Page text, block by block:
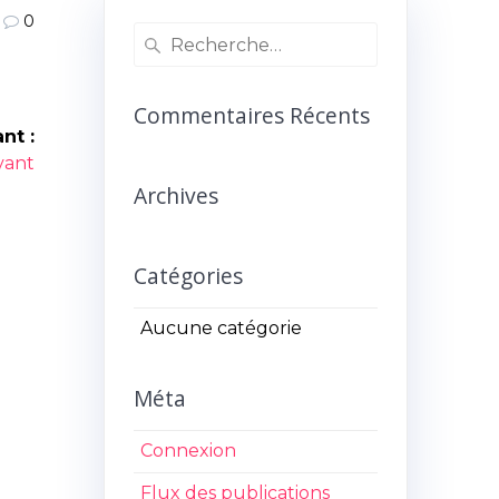
0
:
Recherche
pour
Commentaires Récents
Archives
Catégories
Aucune catégorie
Méta
Connexion
Flux des publications